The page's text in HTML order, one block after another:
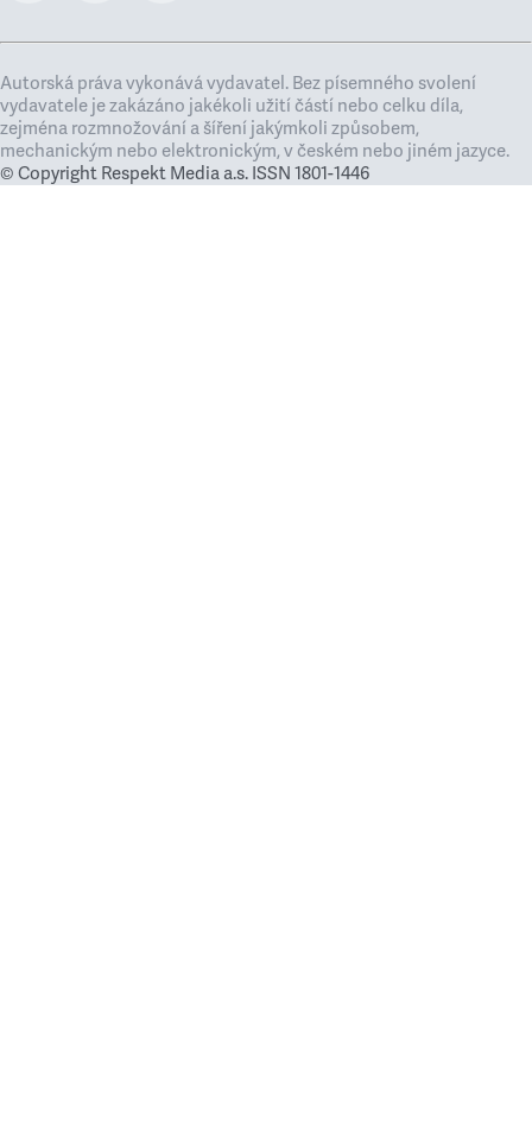
Autorská práva vykonává vydavatel. Bez písemného svolení
vydavatele je zakázáno jakékoli užití částí nebo celku díla,
zejména rozmnožování a šíření jakýmkoli způsobem,
mechanickým nebo elektronickým, v českém nebo jiném jazyce.
© Copyright Respekt Media a.s. ISSN 1801-1446